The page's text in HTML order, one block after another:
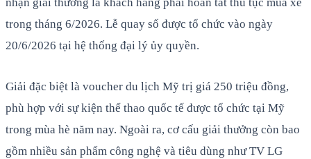
trong tháng 6/2026. Lễ quay số được tổ chức vào ngày
20/6/2026 tại hệ thống đại lý ủy quyền.
Giải đặc biệt là voucher du lịch Mỹ trị giá 250 triệu đồng,
phù hợp với sự kiện thể thao quốc tế được tổ chức tại Mỹ
trong mùa hè năm nay. Ngoài ra, cơ cấu giải thưởng còn bao
gồm nhiều sản phẩm công nghệ và tiêu dùng như TV LG